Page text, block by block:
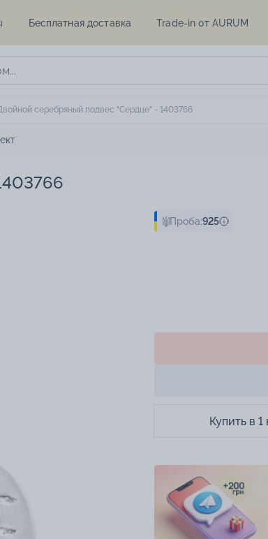
Бесплатная доставка Trade-in от AURUM
серебряный подвес "Сердце" - 1403766
Проба:925
Купить в 1